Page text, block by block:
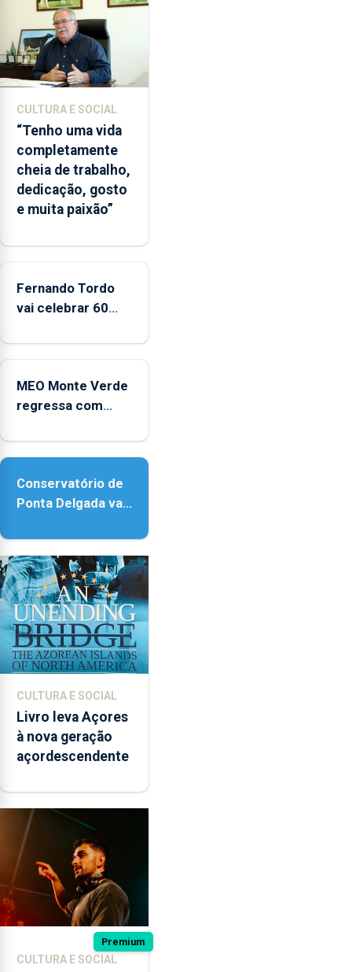
vez
desde
o
início
da
época
balnear
CULTURA E SOCIAL
“Tenho uma vida
completamente
cheia de trabalho,
dedicação, gosto
e muita paixão”
Fernando Tordo
vai celebrar 60
no Coliseu
MEO Monte Verde
regressa com
acessibilidade
Conservatório de
Ponta Delgada vai
instrumentos
CULTURA E SOCIAL
Livro leva Açores
à nova geração
açordescendente
Premium
CULTURA E SOCIAL